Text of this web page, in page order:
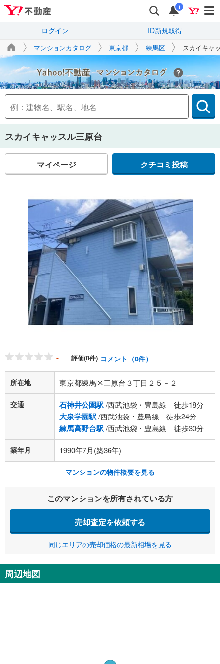
i
ログイン ID新規取得
マンションカタログ 東京都 練馬区 スカイキャ
Yahoo!不動産
スカイキャッスル三原台
マイページ クチコミ投稿
- 評価(0件) コメント（0件）
所在地 東京都練馬区三原台３丁目２５－２
交通 石神井公園駅/西武池袋・豊島線 徒歩18分
大泉学園駅/西武池袋・豊島線 徒歩24分
練馬高野台駅/西武池袋・豊島線 徒歩30分
築年月 1990年7月(築36年)
マンションの物件概要を見る
このマンションを所有されている方
売却査定を依頼する
同じエリアの売却価格の最新相場を見る
周辺地図